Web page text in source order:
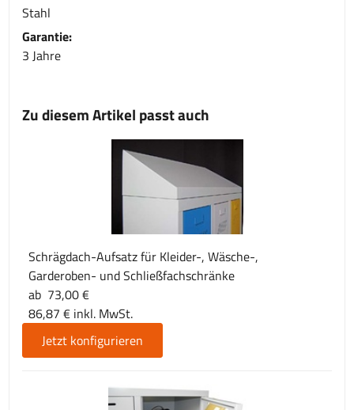
Stahl
Garantie:
3 Jahre
Zu diesem Artikel passt auch
Schrägdach-Aufsatz für Kleider-, Wäsche-,
Garderoben- und Schließfachschränke
ab 73,00 €
86,87 € inkl. MwSt.
Jetzt konfigurieren